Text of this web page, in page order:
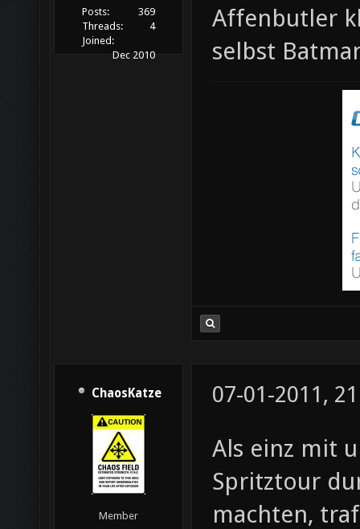
Posts:
369
Threads:
4
Joined:
Dec 2010
Affenbutler
selbst
ChaosKatze
Member
07-01-2011,
Als einz mit
Spritztour
machten,